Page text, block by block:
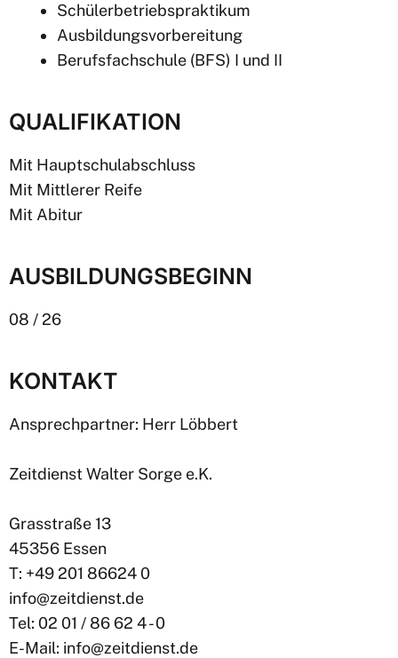
Schülerbetriebspraktikum
Ausbildungsvorbereitung
Berufsfachschule (BFS) I und II
QUALIFIKATION
Mit Hauptschulabschluss
Mit Mittlerer Reife
Mit Abitur
AUSBILDUNGSBEGINN
08 / 26
KONTAKT
Ansprechpartner: Herr Löbbert
Zeitdienst Walter Sorge e.K.
Grasstraße 13
45356 Essen
T: +49 201 86624 0
info@zeitdienst.de
Tel: 02 01 / 86 62 4 - 0
E-Mail: info@zeitdienst.de